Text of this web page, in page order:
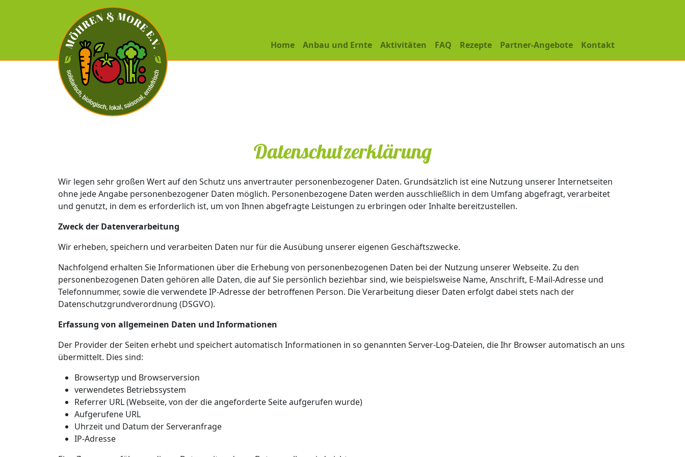
Home Anbau und Ernte Aktivitäten FAQ Rezepte Partner-Angebote Kontakt
Datenschutzerklärung
Wir legen sehr großen Wert auf den Schutz uns anvertrauter personenbezogener Daten. Grundsätzlich ist eine Nutzung unserer Internetseiten
ohne jede Angabe personenbezogener Daten möglich. Personenbezogene Daten werden ausschließlich in dem Umfang abgefragt, verarbeitet
und genutzt, in dem es erforderlich ist, um von Ihnen abgefragte Leistungen zu erbringen oder Inhalte bereitzustellen.
Zweck der Datenverarbeitung
Wir erheben, speichern und verarbeiten Daten nur für die Ausübung unserer eigenen Geschäftszwecke.
Nachfolgend erhalten Sie Informationen über die Erhebung von personenbezogenen Daten bei der Nutzung unserer Webseite. Zu den
personenbezogenen Daten gehören alle Daten, die auf Sie persönlich beziehbar sind, wie beispielsweise Name, Anschrift, E-Mail-Adresse und
Telefonnummer, sowie die verwendete IP-Adresse der betroffenen Person. Die Verarbeitung dieser Daten erfolgt dabei stets nach der
Datenschutzgrundverordnung (DSGVO).
Erfassung von allgemeinen Daten und Informationen
Der Provider der Seiten erhebt und speichert automatisch Informationen in so genannten Server-Log-Dateien, die Ihr Browser automatisch an uns
übermittelt. Dies sind:
Browsertyp und Browserversion
verwendetes Betriebssystem
Referrer URL (Webseite, von der die angeforderte Seite aufgerufen wurde)
Aufgerufene URL
Uhrzeit und Datum der Serveranfrage
IP-Adresse